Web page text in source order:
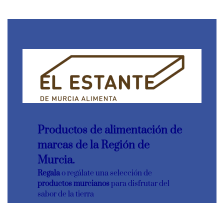
Productos de alimentación de
marcas de la Región de
Murcia.
Regalao regálate una selección de
productos murcianospara disfrutar del
sabor de la tierra